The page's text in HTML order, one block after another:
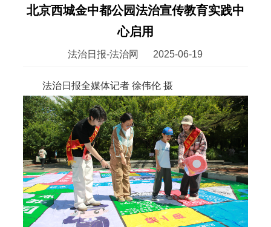
北京西城金中都公园法治宣传教育实践中
心启用
法治日报-法治网 2025-06-19
法治日报全媒体记者 徐伟伦 摄